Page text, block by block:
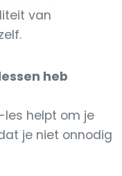
van
heb
les helpt om je
je niet onnodig